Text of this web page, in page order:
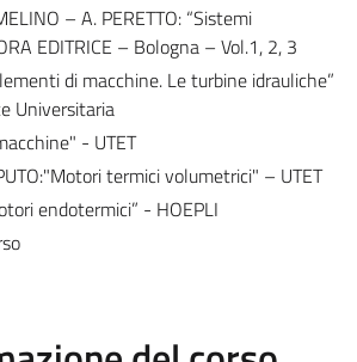
– A. PERETTO: “Sistemi
EDITRICE – Bologna – Vol.1, 2, 3
di macchine. Le turbine idrauliche”
Universitaria
- UTET
termici volumetrici" – UTET
endotermici” - HOEPLI